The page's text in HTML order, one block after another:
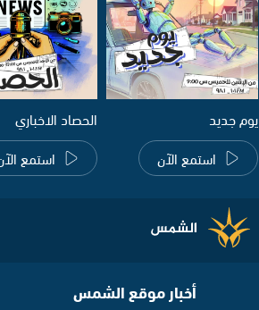
يوم جديد
استمع الآن
الحصاد الاخباري
استمع
أخبار موقع الشمس